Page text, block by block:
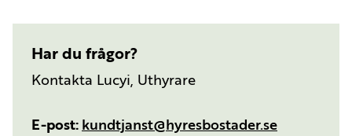
Har du frågor?
Kontakta Lucyi, Uthyrare
E-post kundtjanst@hyresbostader.se